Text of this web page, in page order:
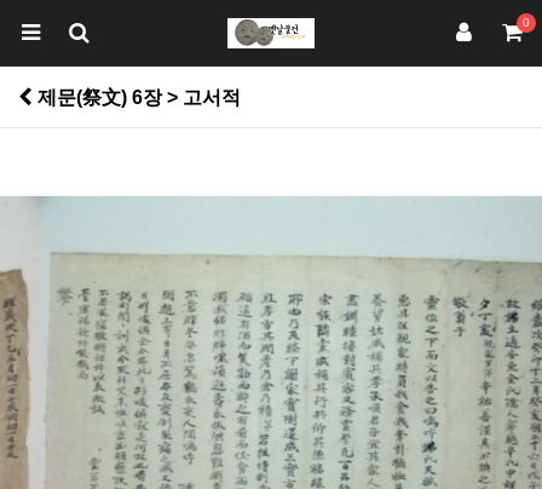
0
제문(祭文) 6장 > 고서적